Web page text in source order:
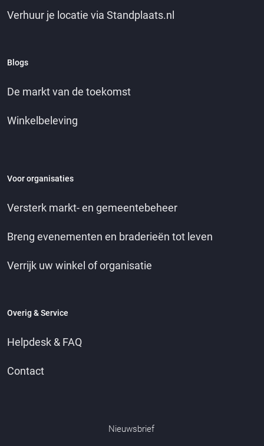
Verhuur je locatie via Standplaats.nl
Blogs
De markt van de toekomst
Winkelbeleving
Voor organisaties
Versterk markt- en gemeentebeheer
Breng evenementen en braderieën tot leven
Verrijk uw winkel of organisatie
Overig & Service
Helpdesk & FAQ
Contact
Nieuwsbrief